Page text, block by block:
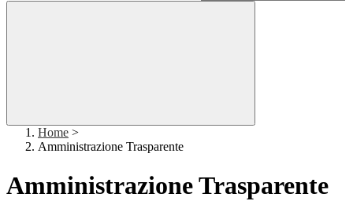
Home >
Amministrazione Trasparente
Amministrazione Trasparente